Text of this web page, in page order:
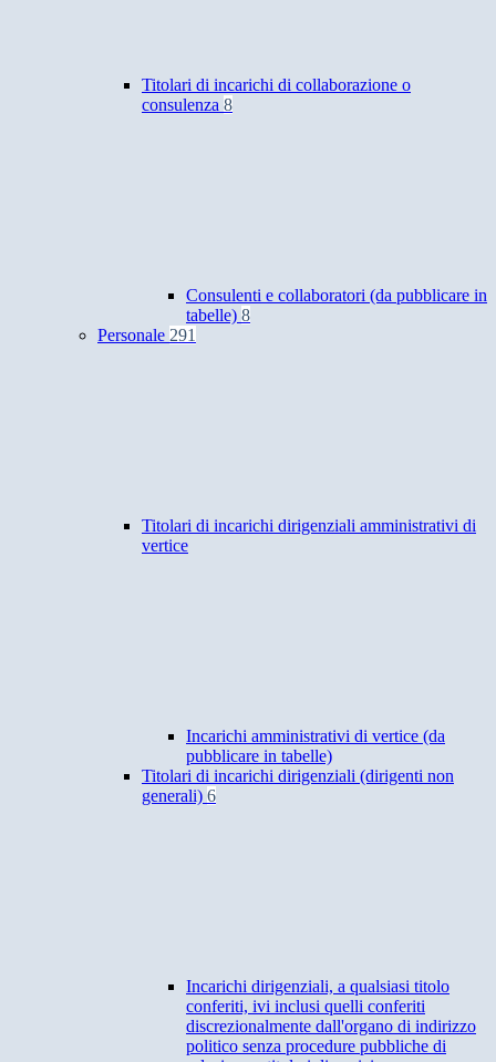
Titolari di incarichi di collaborazione o
consulenza 8
Consulenti e collaboratori (da pubblicare in
tabelle) 8
Personale 291
Titolari di incarichi dirigenziali amministrativi di
vertice
Incarichi amministrativi di vertice (da
pubblicare in tabelle)
Titolari di incarichi dirigenziali (dirigenti non
generali) 6
Incarichi dirigenziali, a qualsiasi titolo
conferiti, ivi inclusi quelli conferiti
discrezionalmente dall'organo di indirizzo
politico senza procedure pubbliche di